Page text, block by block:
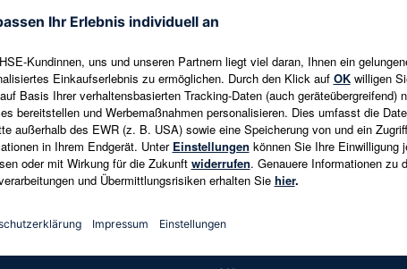
erhalten
und aktuelle Trends,
erhalten. Als Dankeschön
Eine Abmeldung ist jederzeit in
E-Mail-Adresse eingeben
Es gelten die Datenschutzrichtlinien